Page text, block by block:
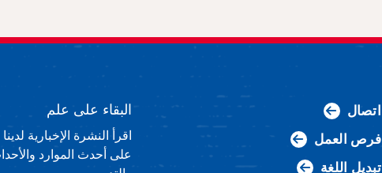
اتصال
فرص العمل
تبديل اللغة
البقاء على علم
اقرأ النشرة الإخبارية
على أحدث الموارد